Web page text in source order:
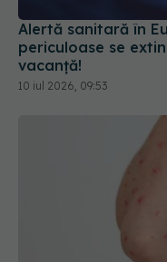
Alertă sanitară în
periculoase se
vacanță!
10 iul 2026, 09:53